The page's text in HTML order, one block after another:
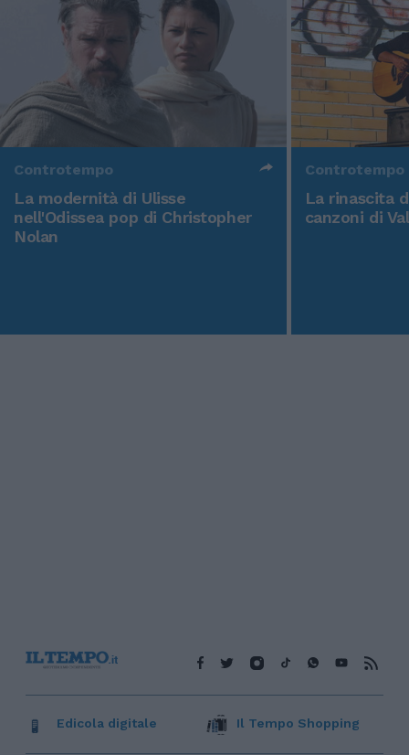
Controtempo
La modernità di Ulisse
nell'Odissea pop di Christopher
Nolan
Controtempo
La rinascita
canzoni di
Edicola digitale Il Tempo Shopping